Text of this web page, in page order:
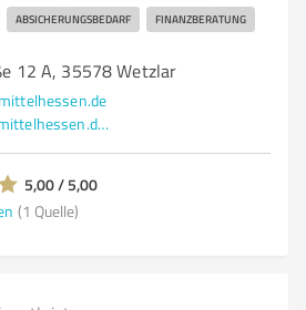
ABSICHERUNGSBEDARF FINANZBERATUNG
12 A, 35578 Wetzlar
www.versicherungen-mittelhessen.de/
5,00 / 5,00
(1 Quelle)